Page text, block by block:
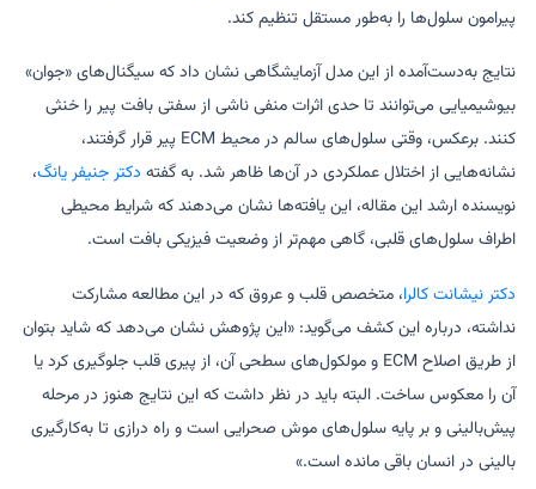
پیرامون سلول‌ها را به‌طور مستقل تنظیم کند.
نتایج به‌دست‌آمده از این مدل آزمایشگاهی نشان داد که سیگنال‌های «جوان»
بیوشیمیایی می‌توانند تا حدی اثرات منفی ناشی از سفتی بافت پیر را خنثی
کنند. برعکس، وقتی سلول‌های سالم در محیط ECM پیر قرار گرفتند،
نشانه‌هایی از اختلال عملکردی در آن‌ها ظاهر شد. به گفته دکتر جنیفر یانگ،
نویسنده ارشد این مقاله، این یافته‌ها نشان می‌دهند که شرایط محیطی
اطراف سلول‌های قلبی، گاهی مهم‌تر از وضعیت فیزیکی بافت است.
دکتر نیشانت کالرا، متخصص قلب و عروق که در این مطالعه مشارکت
نداشته، درباره این کشف می‌گوید: «این پژوهش نشان می‌دهد که شاید بتوان
از طریق اصلاح ECM و مولکول‌های سطحی آن، از پیری قلب جلوگیری کرد یا
آن را معکوس ساخت. البته باید در نظر داشت که این نتایج هنوز در مرحله
پیش‌بالینی و بر پایه سلول‌های موش صحرایی است و راه درازی تا به‌کارگیری
بالینی در انسان باقی مانده است.»